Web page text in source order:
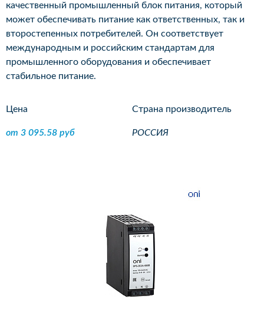
качественный промышленный блок питания, который
может обеспечивать питание как ответственных, так и
второстепенных потребителей. Он соответствует
международным и российским стандартам для
промышленного оборудования и обеспечивает
стабильное питание.
Цена
от 3 095.58 руб
Страна производитель
РОССИЯ